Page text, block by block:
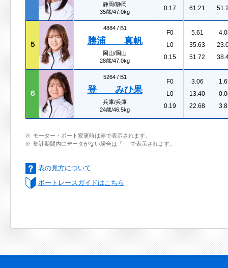
静岡/静岡
35歳/47.0kg
0.17
61.21
５
4884 / B1
勝浦 真帆
岡山/岡山
28歳/47.0kg
F0
L0
0.15
5.61
35.63
51.72
６
5264 / B1
登 みひ果
兵庫/兵庫
24歳/46.5kg
F0
L0
0.19
3.06
13.40
22.68
モーター・ボート変更時は赤で表示されます。
集計期間内にデータがない場合は「-」で表示されます。
表の見方について
ボートレースガイドはこちら